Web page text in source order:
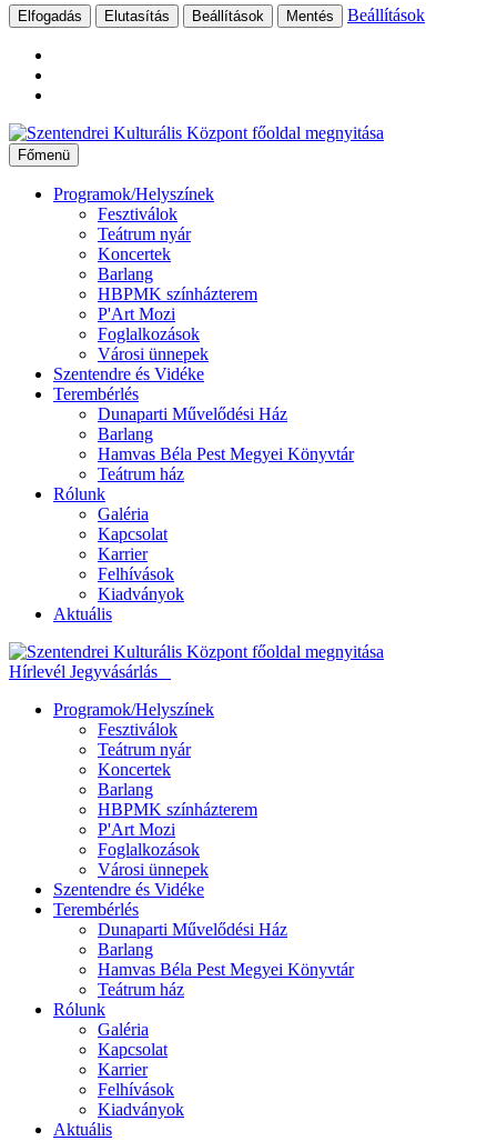
Elfogadás Elutasítás Beállítások Mentés Beállítások
Ugrás
a
tartalomhoz
Főmenü
Programok/Helyszínek
Fesztiválok
Teátrum nyár
Koncertek
Barlang
HBPMK színházterem
P'Art Mozi
Foglalkozások
Városi ünnepek
Szentendre és Vidéke
Terembérlés
Dunaparti Művelődési Ház
Barlang
Hamvas Béla Pest Megyei Könyvtár
Teátrum ház
Rólunk
Galéria
Kapcsolat
Karrier
Felhívások
Kiadványok
Aktuális
Hírlevél Jegyvásárlás
Programok/Helyszínek
Fesztiválok
Teátrum nyár
Koncertek
Barlang
HBPMK színházterem
P'Art Mozi
Foglalkozások
Városi ünnepek
Szentendre és Vidéke
Terembérlés
Dunaparti Művelődési Ház
Barlang
Hamvas Béla Pest Megyei Könyvtár
Teátrum ház
Rólunk
Galéria
Kapcsolat
Karrier
Felhívások
Kiadványok
Aktuális